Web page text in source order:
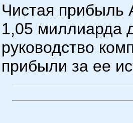
Чистая прибыль
1,05 миллиарда
руководство
прибыли за ее